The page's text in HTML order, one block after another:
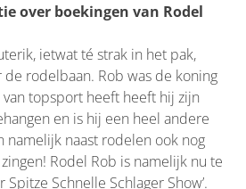
over boekingen van Rodel
ietwat té strak in het pak,
rodelbaan. Rob was de koning
topsport heeft heeft hij zijn
en is hij een heel andere
namelijk naast rodelen ook nog
Rodel Rob is namelijk nu te
Spitze Schnelle Schlager Show’.